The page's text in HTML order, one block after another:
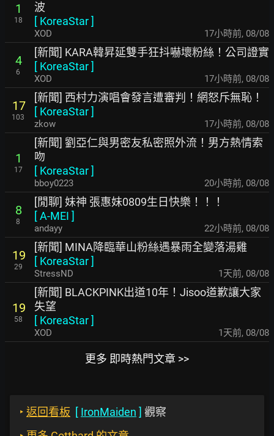
1
18
波
[ KoreaStar]
XOD 17小時前, 08/08
4
6
[新聞] KARA韓昇延雙手狂抖嚇壞粉絲！公司證實
[ KoreaStar]
XOD 17小時前, 08/08
17
103
[新聞] 西村力演唱會發言遭審判！網怒斥無恥！
[ KoreaStar]
zkow 17小時前, 08/08
1
17
[新聞] 劉亞仁與男密友私密照外流！男方熱情索
吻
[ KoreaStar]
bboy0223 20小時前, 08/08
8
8
[閒聊] 妹神 張惠妹0809生日快樂！！！
[A-MEI ]
andayy 22小時前, 08/08
19
29
[新聞] MINA降臨華山粉絲遇暴雨全變落湯雞
[ KoreaStar]
StressND 1天前, 08/08
19
58
[新聞] BLACKPINK出道10年！Jisoo道歉讓大家
失望
[ KoreaStar]
XOD 1天前, 08/08
更多 即時熱門文章 >>
‣ 返回看板 [ IronMaiden ] 觀察